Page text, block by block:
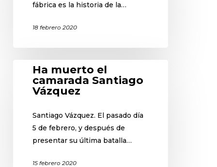
fábrica es la historia de la…
18 febrero 2020
Ha muerto el
camarada Santiago
Vázquez
Santiago Vázquez. El pasado día
5 de febrero, y después de
presentar su última batalla…
15 febrero 2020